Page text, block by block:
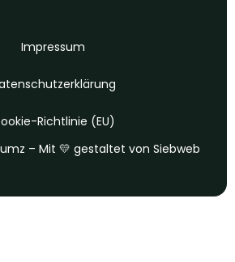
Impressum
Richtlinie (EU)
– Mit 💛 gestaltet von Siebweb